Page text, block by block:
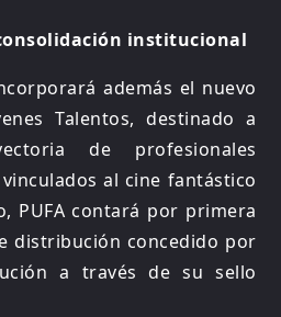
institucional
además el nuevo
Talentos, destinado a
de profesionales
al cine fantástico
PUFA contará por primera
distribución concedido por
a través de su sello